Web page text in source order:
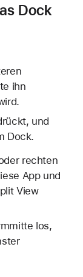
Dock
ihn
und
Dock.
rechten
App und
View
los,